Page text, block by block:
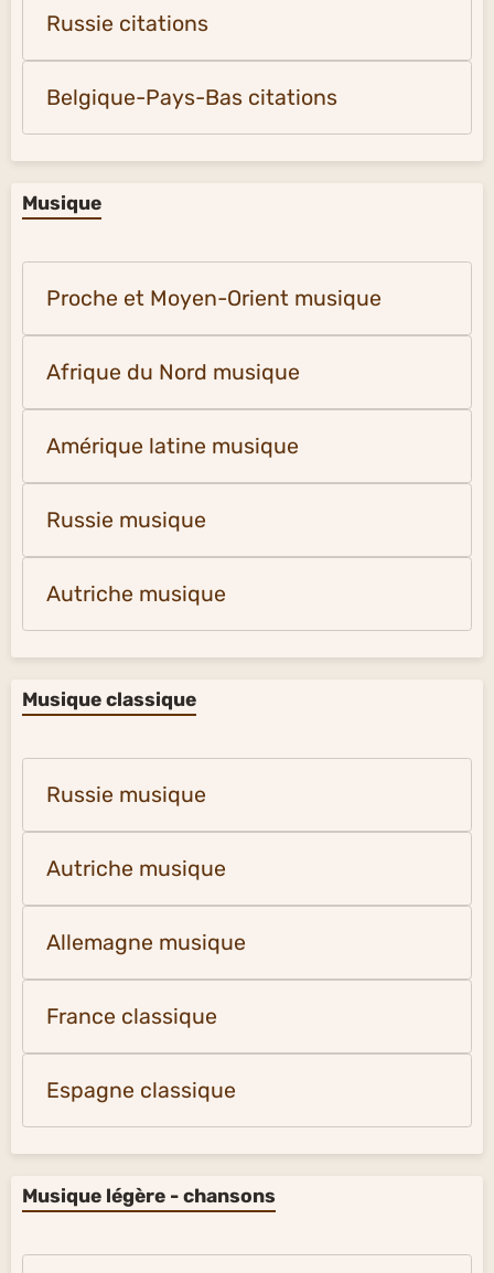
Russie citations
Belgique-Pays-Bas citations
Musique
Proche et Moyen-Orient musique
Afrique du Nord musique
Amérique latine musique
Russie musique
Autriche musique
Musique classique
Russie musique
Autriche musique
Allemagne musique
France classique
Espagne classique
Musique légère - chansons